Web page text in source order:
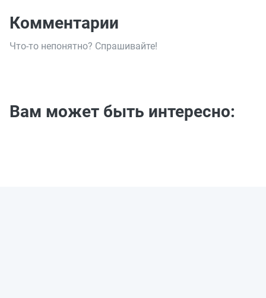
Комментарии
Что-то непонятно? Спрашивайте!
Вам может быть интересно: